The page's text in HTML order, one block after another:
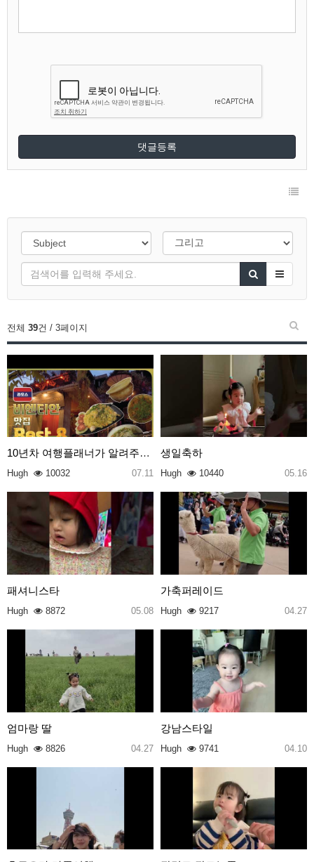
댓글등록
전체 39건 / 3페이지
10년차 여행플래너가 알려주는 라오스 비엔티안 맛집 B…
Hugh 10032 07.11
생일축하
Hugh 10440 05.16
패셔니스타
Hugh 8872 05.08
가축퍼레이드
Hugh 9217 04.27
엄마랑 딸
Hugh 8826 04.27
강남스타일
Hugh 9741 04.10